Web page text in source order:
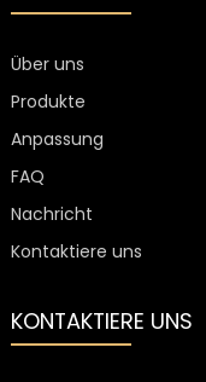
Über uns
Produkte
Anpassung
FAQ
Nachricht
Kontaktiere uns
KONTAKTIERE UNS